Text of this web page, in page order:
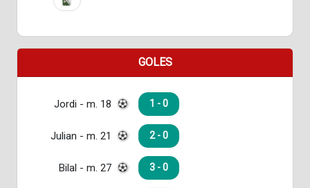
GOLES
Jordi - m. 18 1 - 0
Julian - m. 21 2 - 0
Bilal - m. 27 3 - 0